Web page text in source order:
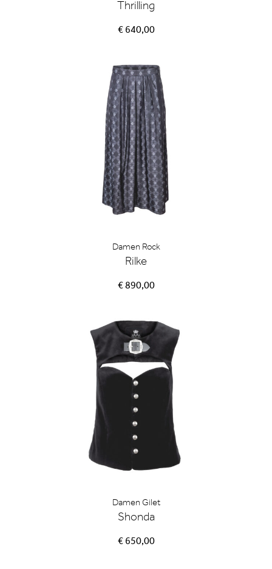
Thrilling
€ 640,00
Damen Rock
Rilke
€ 890,00
Damen Gilet
Shonda
€ 650,00